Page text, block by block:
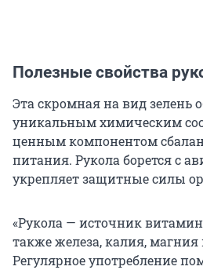
Полезные свойства
Эта скромная на вид зелень
уникальным химическим
ценным компонентом
питания. Рукола борется с
укрепляет защитные силы
«Рукола — источник
также железа, калия, магния
Регулярное употребление